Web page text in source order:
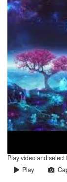
Play video and
Play